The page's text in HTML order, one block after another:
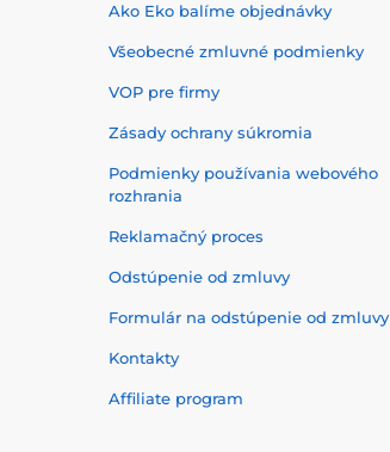
Ako Eko balíme objednávky
Všeobecné zmluvné podmienky
VOP pre firmy
Zásady ochrany súkromia
Podmienky používania webového
rozhrania
Reklamačný proces
Odstúpenie od zmluvy
Formulár na odstúpenie od zmluvy
Kontakty
Affiliate program